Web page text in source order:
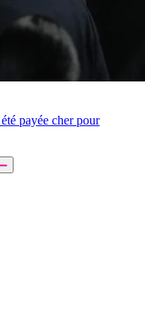
payée cher pour